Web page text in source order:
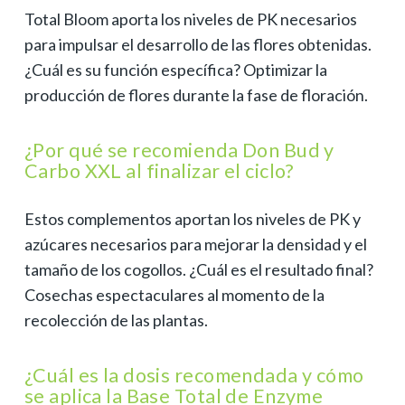
Total Bloom aporta los niveles de PK necesarios
para impulsar el desarrollo de las flores obtenidas.
¿Cuál es su función específica? Optimizar la
producción de flores durante la fase de floración.
¿Por qué se recomienda Don Bud y
Carbo XXL al finalizar el ciclo?
Estos complementos aportan los niveles de PK y
azúcares necesarios para mejorar la densidad y el
tamaño de los cogollos. ¿Cuál es el resultado final?
Cosechas espectaculares al momento de la
recolección de las plantas.
¿Cuál es la dosis recomendada y cómo
se aplica la Base Total de Enzyme